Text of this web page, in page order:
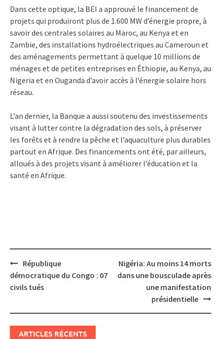
Dans cette optique, la BEI a approuvé le financement de
projets qui produiront plus de 1.600 MW d’énergie propre, à
savoir des centrales solaires au Maroc, au Kenya et en
Zambie, des installations hydroélectriques au Cameroun et
des aménagements permettant à quelque 10 millions de
ménages et de petites entreprises en Éthiopie, au Kenya, au
Nigeria et en Ouganda d’avoir accès à l’énergie solaire hors
réseau.
L’an dernier, la Banque a aussi soutenu des investissements
visant à lutter contre la dégradation des sols, à préserver
les forêts et à rendre la pêche et l’aquaculture plus durables
partout en Afrique. Des financements ont été, par ailleurs,
alloués à des projets visant à améliorer l’éducation et la
santé en Afrique.
Post
navigation
République
démocratique du Congo : 07
civils tués
Nigéria: Au moins 14 morts
dans une bousculade après
une manifestation
présidentielle
ARTICLES RÉCENTS